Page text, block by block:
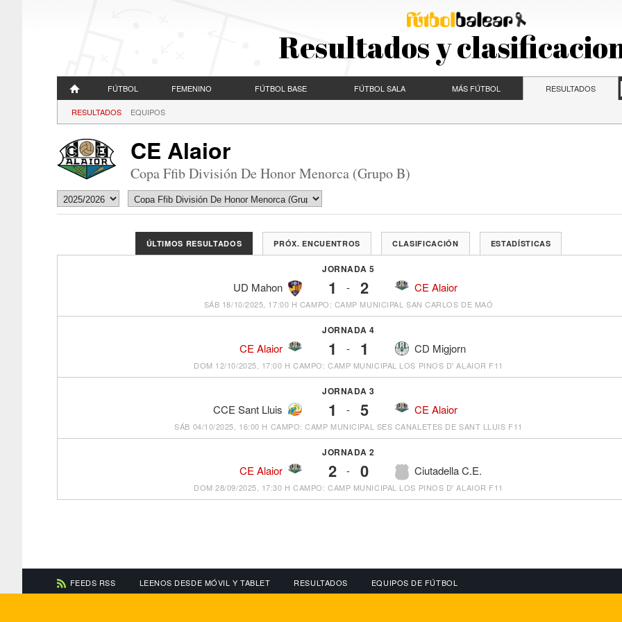
Resultados y
FÚTBOL FEMENINO FÚTBOL BASE FÚTBOL SALA MÁS FÚTBOL RESULTADOS
RESULTADOS EQUIPOS
CE Alaior
Copa Ffib División De Honor Menorca (Grupo B)
ÚLTIMOS RESULTADOS PRÓX. ENCUENTROS CLASIFICACIÓN ESTADÍSTICAS
JORNADA 5
UD Mahon 1 - CE Alaior
2
SÁB 18/10/2025, 17:00 H CAMPO: CAMP MUNICIPAL SAN CARLOS DE MAÓ
JORNADA 4
CE Alaior 1 - CD Migjorn
1
DOM 12/10/2025, 17:00 H CAMPO: CAMP MUNICIPAL LOS PINOS D' ALAIOR F11
JORNADA 3
CCE Sant Lluis 1 - CE Alaior
5
SÁB 04/10/2025, 16:00 H CAMPO: CAMP MUNICIPAL SES CANALETES DE SANT LLUIS F11
JORNADA 2
CE Alaior 2 - Ciutadella C.E.
0
DOM 28/09/2025, 17:30 H CAMPO: CAMP MUNICIPAL LOS PINOS D' ALAIOR F11
FEEDS RSS LEENOS DESDE MÓVIL Y TABLET RESULTADOS EQUIPOS DE FÚTBOL